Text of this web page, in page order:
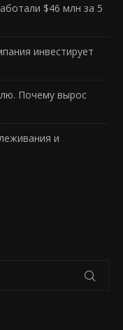
$46 млн за 5
инвестирует
Почему вырос
и